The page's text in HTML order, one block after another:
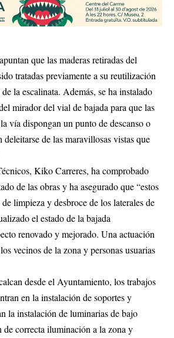
que las maderas retiradas del
tratadas previamente a su reutilización
la escalinata. Además, se ha instalado
mirador del vial de bajada para que las
vía dispongan un punto de descanso o
deleitarse de las maravillosas vistas que
Kiko Carreres, ha comprobado
de las obras y ha asegurado que “estos
limpieza y desbroce de los laterales de
el estado de la bajada
renovado y mejorado. Una actuación
vecinos de la zona y personas usuarias
desde el Ayuntamiento, los trabajos
en la instalación de soportes y
la instalación de luminarias de bajo
de correcta iluminación a la zona y